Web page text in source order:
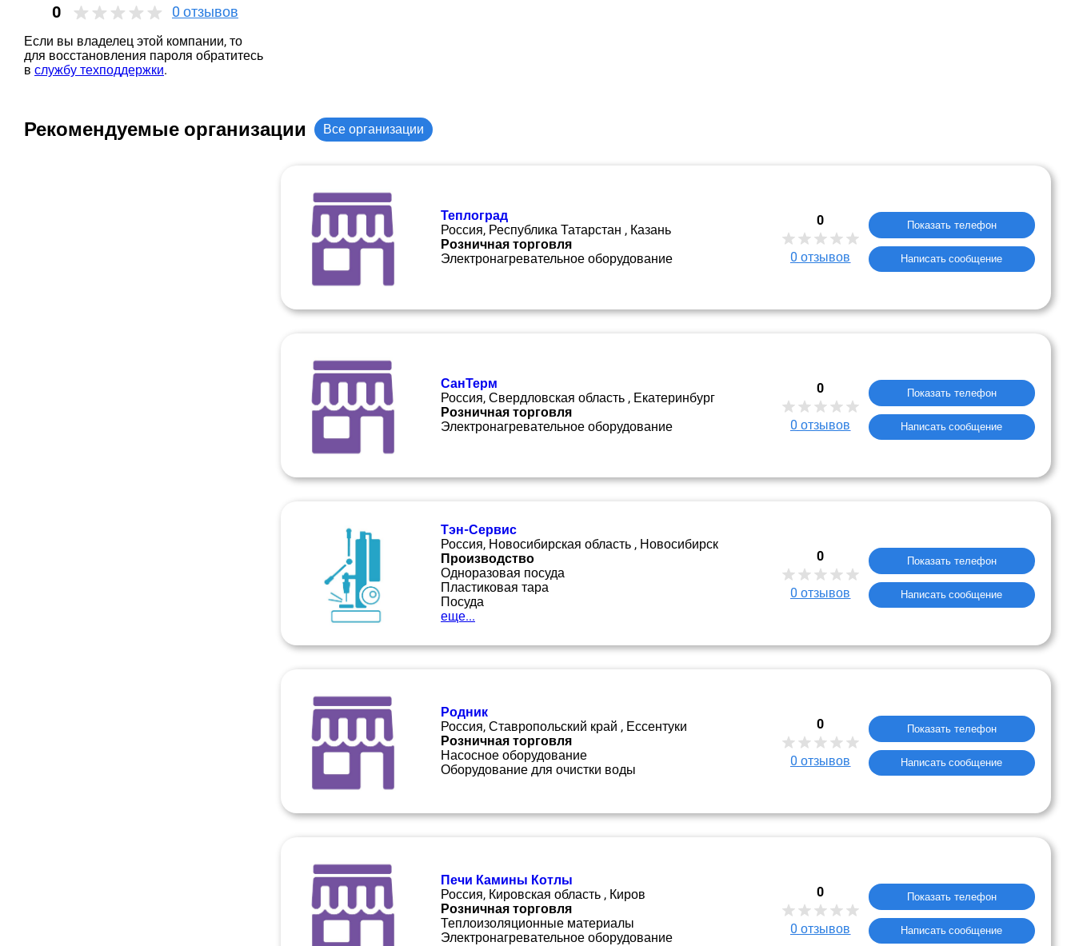
0 0 отзывов
Если вы владелец этой компании, то
для восстановления пароля обратитесь
в службу техподдержки.
Рекомендуемые организации Все организации
Теплоград
Россия, Республика Татарстан , Казань
Розничная торговля
Электронагревательное оборудование
0
0 отзывов
Показать телефон
Написать сообщение
СанТерм
Россия, Свердловская область , Екатеринбург
Розничная торговля
Электронагревательное оборудование
0
0 отзывов
Показать телефон
Написать сообщение
Тэн-Сервис
Россия, Новосибирская область , Новосибирск
Производство
Одноразовая посуда
Пластиковая тара
Посуда
еще...
0
0 отзывов
Показать телефон
Написать сообщение
Родник
Россия, Ставропольский край , Ессентуки
Розничная торговля
Насосное оборудование
Оборудование для очистки воды
0
0 отзывов
Показать телефон
Написать сообщение
Печи Камины Котлы
Россия, Кировская область , Киров
Розничная торговля
Теплоизоляционные материалы
Электронагревательное оборудование
0
0 отзывов
Показать телефон
Написать сообщение